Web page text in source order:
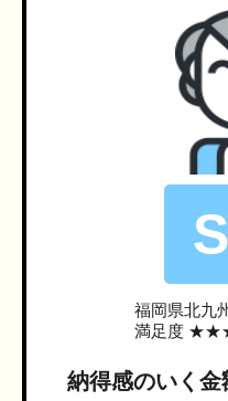
S
福岡県北九
満足度
納得感のいく金